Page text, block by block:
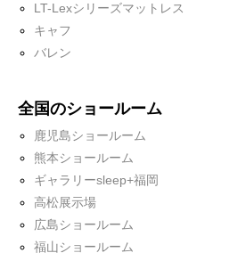
LT-Lexシリーズマットレス
キャフ
バレン
全国のショールーム
鹿児島ショールーム
熊本ショールーム
ギャラリーsleep+福岡
高松展示場
広島ショールーム
福山ショールーム